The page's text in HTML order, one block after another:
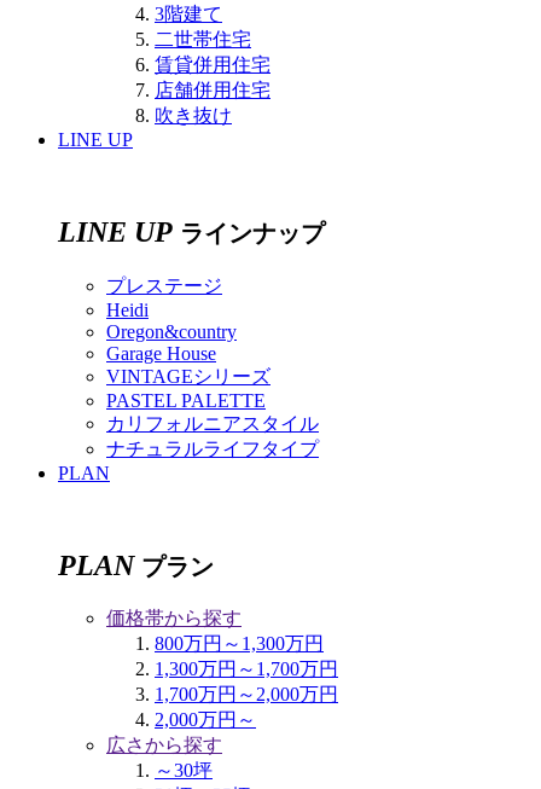
3階建て
二世帯住宅
賃貸併用住宅
店舗併用住宅
吹き抜け
LINE UP
LINE UP ラインナップ
プレステージ
Heidi
Oregon&country
Garage House
VINTAGEシリーズ
PASTEL PALETTE
カリフォルニアスタイル
ナチュラルライフタイプ
PLAN
PLAN プラン
価格帯から探す
800万円～1,300万円
1,300万円～1,700万円
1,700万円～2,000万円
2,000万円～
広さから探す
～30坪